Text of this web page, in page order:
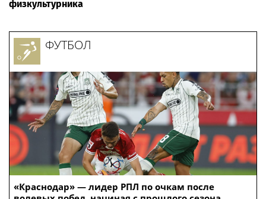
физкультурника
«Краснодар» — лидер РПЛ по очкам после
ФУТБОЛ